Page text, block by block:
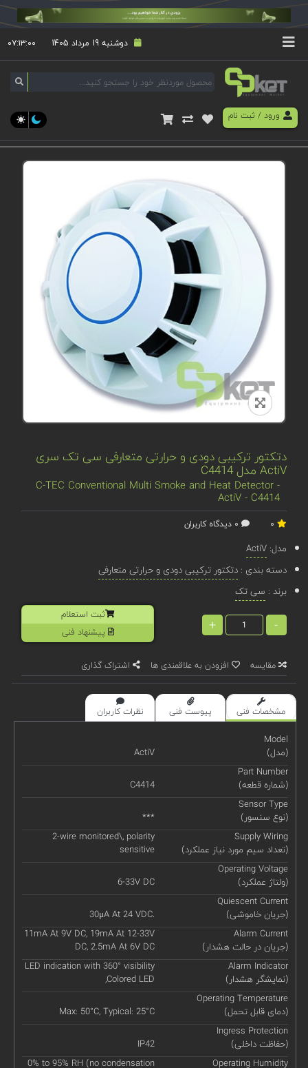
دوشنبه 19 مرداد 1405 ۰۷:۱۳:۰۰
ورود/ ثبت نام
دتکتور ترکیبی دودی و حرارتی متعارفی سی تک سری
ActiV مدل C4414
C-TEC Conventional Multi Smoke and Heat Detector -
ActiV - C4414
مدل:ActiV
دسته بندی :دتکتور ترکیبی دودی و حرارتی متعارفی
برند : سی تک
-
+
ثبت استعلام
پیشنهاد فنی
مقایسه افزودن به علاقمندی ها اشتراک گذاری
مشخصات فنی پیوست فنی نظرات کاربران
Model
(مدل)
ActiV
Part Number
(شماره قطعه)
C4414
Sensor Type
(نوع سنسور)
***
Supply Wiring
(تعداد سیم مورد نیاز عملکرد)
2-wire monitored\, polarity
sensitive
Operating Voltage
(ولتاژ عملکرد)
6-33V DC
Quiescent Current
(جریان خاموشی)
30μA At 24 VDC.
Alarm Current
(جریان در حالت هشدار)
11mA At 9V DC, 19mA At 12-33V
DC, 2.5mA At 6V DC
Alarm Indicator
(نمایشگر هشدار)
LED indication with 360° visibility
,Colored LED
Operating Temperature
(دمای قابل تحمل)
Max: 50°C, Typical: 25°C
Ingress Protection
(حفاظت داخلی)
IP42
Operating Humidity
0% to 95% RH (no condensation